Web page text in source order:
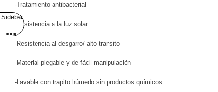
-Tratamiento antibacterial
-Resistencia a la luz solar
-Resistencia al desgarro/ alto transito
-Material plegable y de fácil manipulación
-Lavable con trapito húmedo sin productos químicos.
Sidebar